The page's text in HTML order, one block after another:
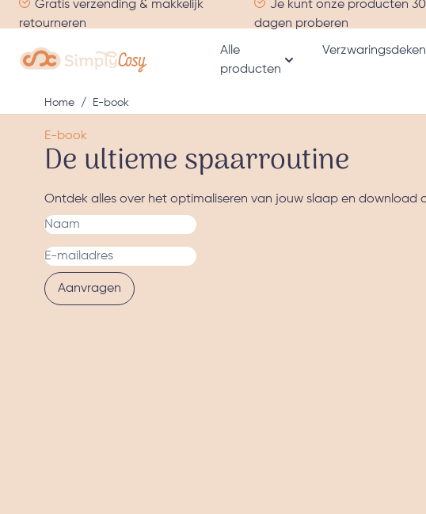
Ga naar de inhoud
Gratis verzending & makkelijk
retourneren
Je kunt onze producten 30
dagen proberen
Alle
producten
Toon submenu voor
Home / E-book
E-book
De ultieme spaarroutine
Ontdek alles over het optimaliseren van jouw slaap en download
Aanvragen